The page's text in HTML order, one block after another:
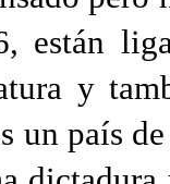
están
y
un país